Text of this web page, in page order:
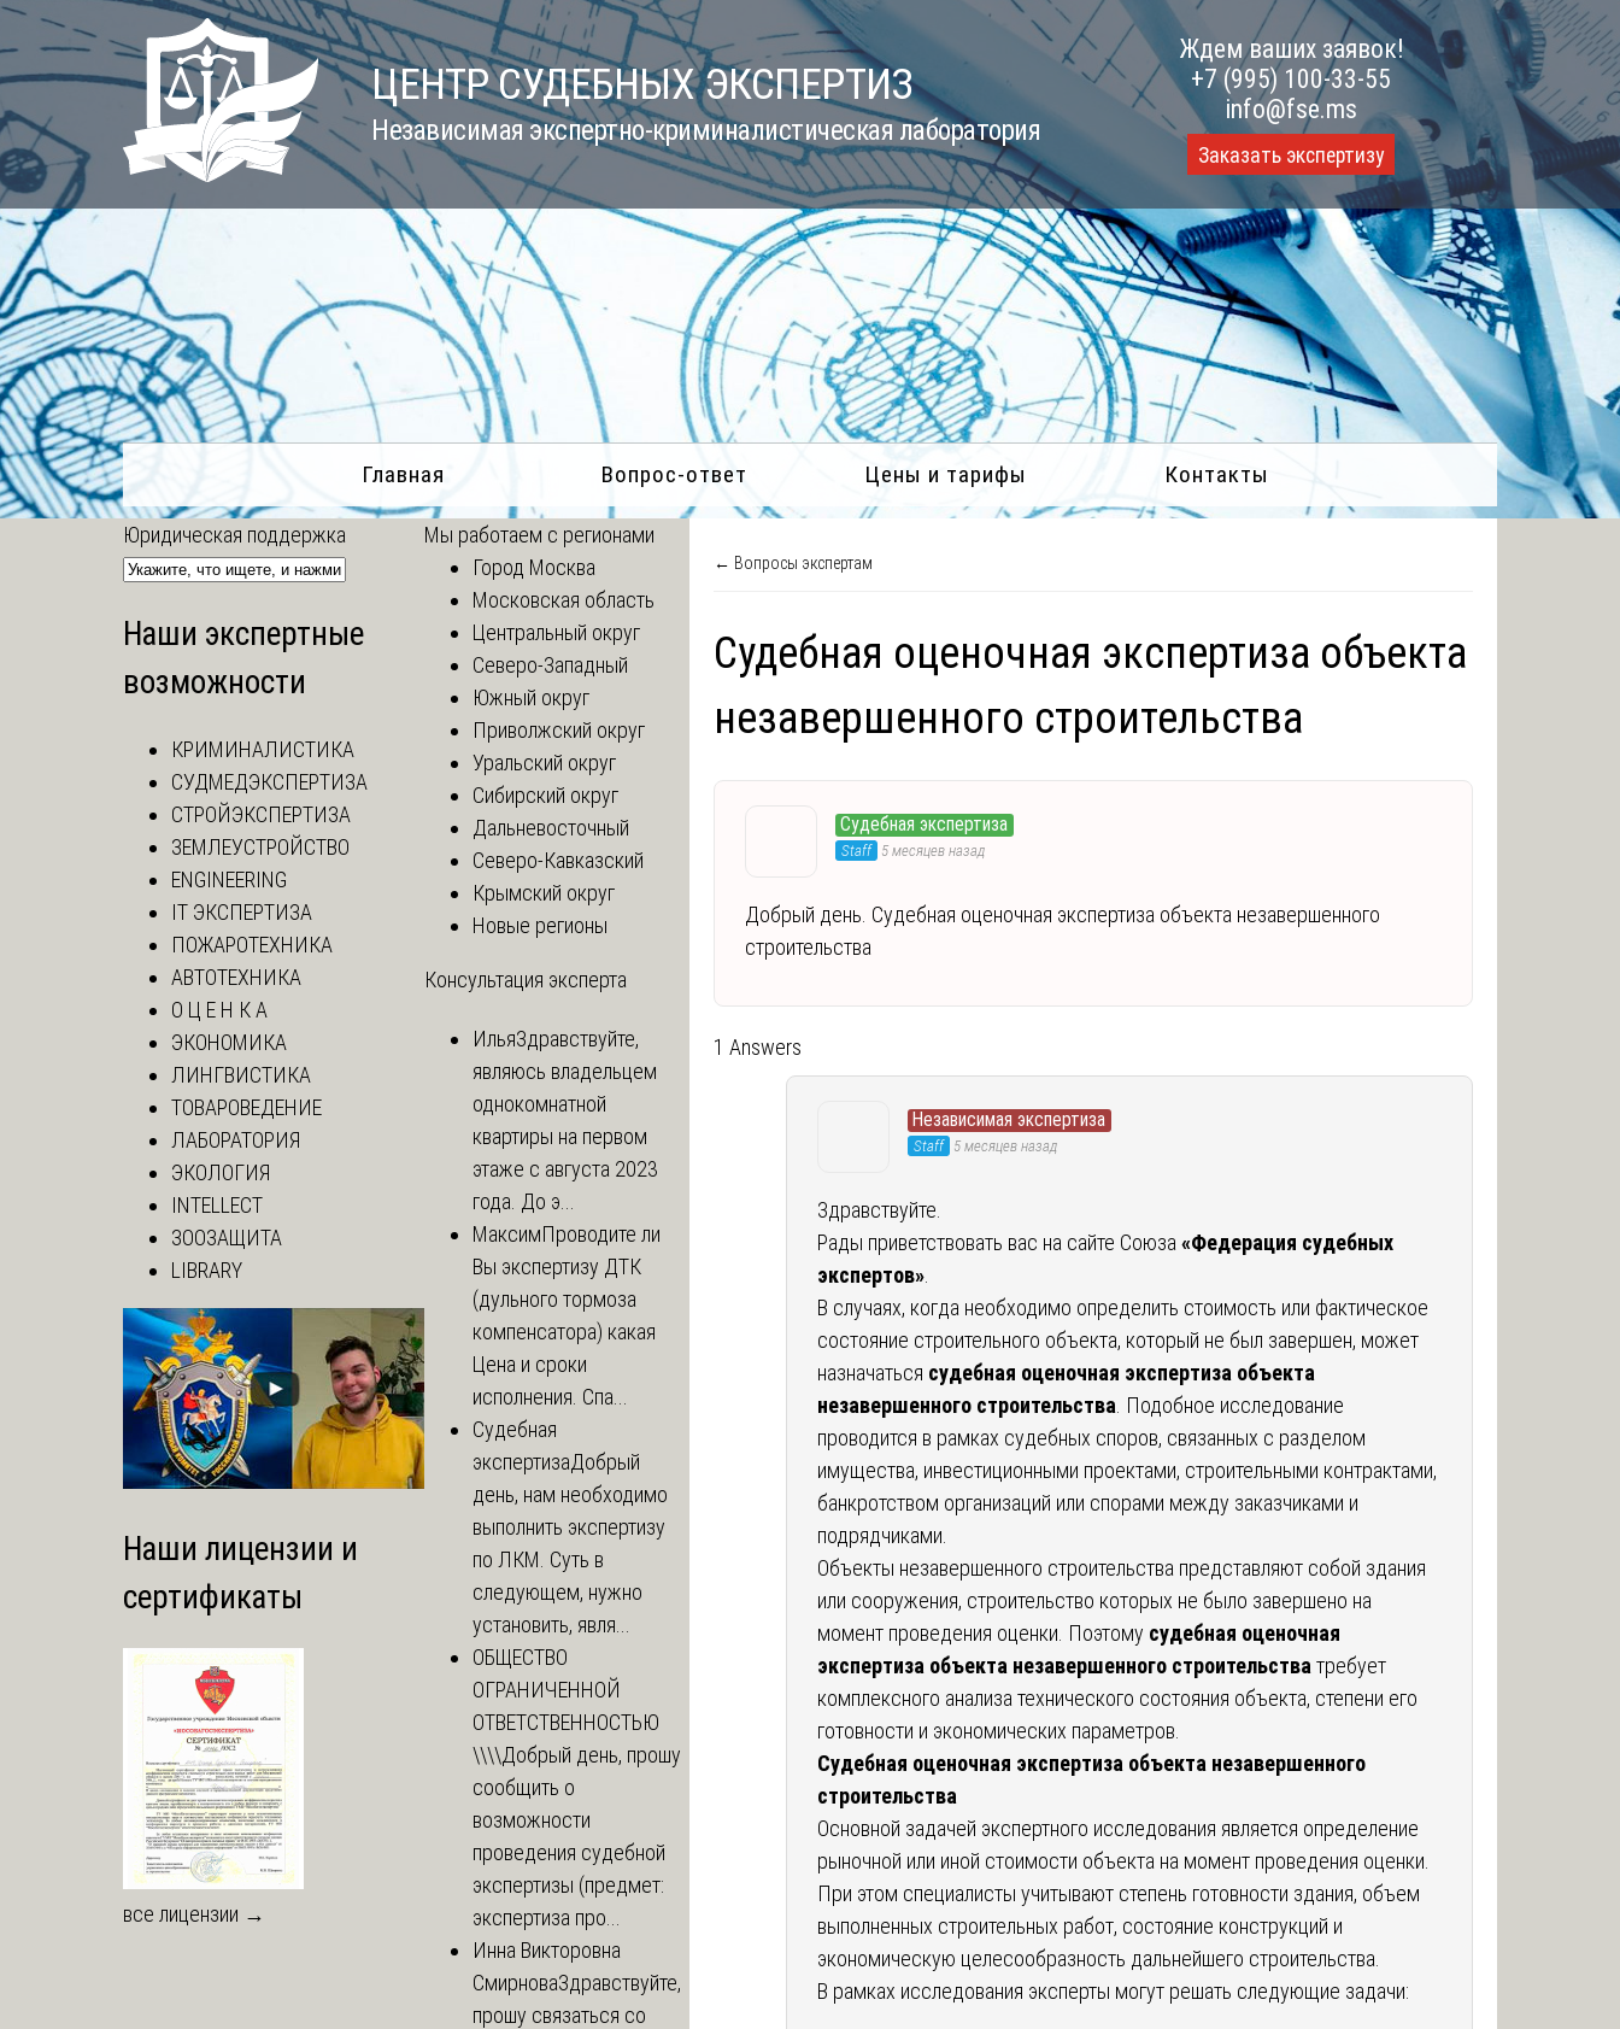
Skip
to
content
ЦЕНТР СУДЕБНЫХ ЭКСПЕРТИЗ
Независимая экспертно-криминалистическая лаборатория
Ждем ваших заявок!
+7 (995) 100-33-55
info@fse.ms
Заказать экспертизу
Главная Вопрос-ответ Цены и тарифы Контакты
← Вопросы экспертам
Судебная оценочная экспертиза объекта
незавершенного строительства
Судебная экспертиза
Staff 5 месяцев назад
Добрый день. Судебная оценочная экспертиза объекта незавершенного
строительства
1 Answers
Независимая экспертиза
Staff 5 месяцев назад
Здравствуйте.
Рады приветствовать вас на сайте Союза «Федерация судебных
экспертов».
В случаях, когда необходимо определить стоимость или фактическое
состояние строительного объекта, который не был завершен, может
назначаться судебная оценочная экспертиза объекта
незавершенного строительства . Подобное исследование
проводится в рамках судебных споров, связанных с разделом
имущества, инвестиционными проектами, строительными контрактами,
банкротством организаций или спорами между заказчиками и
подрядчиками.
Объекты незавершенного строительства представляют собой здания
или сооружения, строительство которых не было завершено на
момент проведения оценки. Поэтому судебная оценочная
экспертиза объекта незавершенного строительства требует
комплексного анализа технического состояния объекта, степени его
готовности и экономических параметров.
Судебная оценочная экспертиза объекта незавершенного
строительства
Основной задачей экспертного исследования является определение
рыночной или иной стоимости объекта на момент проведения оценки.
При этом специалисты учитывают степень готовности здания, объем
выполненных строительных работ, состояние конструкций и
экономическую целесообразность дальнейшего строительства.
В рамках исследования эксперты могут решать следующие задачи:
Юридическая поддержка
Наши экспертные
возможности
КРИМИНАЛИСТИКА
СУДМЕДЭКСПЕРТИЗА
СТРОЙЭКСПЕРТИЗА
ЗЕМЛЕУСТРОЙСТВО
ENGINEERING
IT ЭКСПЕРТИЗА
ПОЖАРОТЕХНИКА
АВТОТЕХНИКА
О Ц Е Н К А
ЭКОНОМИКА
ЛИНГВИСТИКА
ТОВАРОВЕДЕНИЕ
ЛАБОРАТОРИЯ
ЭКОЛОГИЯ
INTELLECT
ЗООЗАЩИТА
LIBRARY
Наши лицензии и
сертификаты
все лицензии →
Мы работаем с регионами
Город Москва
Московская область
Центральный округ
Северо-Западный
Южный округ
Приволжский округ
Уральский округ
Сибирский округ
Дальневосточный
Северо-Кавказский
Крымский округ
Новые регионы
Консультация эксперта
ИльяЗдравствуйте,
являюсь владельцем
однокомнатной
квартиры на первом
этаже с августа 2023
года. До э...
МаксимПроводите ли
Вы экспертизу ДТК
(дульного тормоза
компенсатора) какая
Цена и сроки
исполнения. Спа...
Судебная
экспертизаДобрый
день, нам необходимо
выполнить экспертизу
по ЛКМ. Суть в
следующем, нужно
установить, явля...
ОБЩЕСТВО
ОГРАНИЧЕННОЙ
ОТВЕТСТВЕННОСТЬЮ
\\\\Добрый день, прошу
сообщить о
возможности
проведения судебной
экспертизы (предмет:
экспертиза про...
Инна Викторовна
СмирноваЗдравствуйте,
прошу связаться со